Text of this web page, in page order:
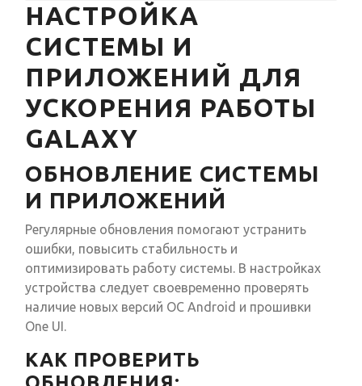
НАСТРОЙКА
СИСТЕМЫ И
ПРИЛОЖЕНИЙ ДЛЯ
УСКОРЕНИЯ РАБОТЫ
GALAXY
ОБНОВЛЕНИЕ СИСТЕМЫ
И ПРИЛОЖЕНИЙ
Регулярные обновления помогают устранить
ошибки, повысить стабильность и
оптимизировать работу системы. В настройках
устройства следует своевременно проверять
наличие новых версий ОС Android и прошивки
One UI.
КАК ПРОВЕРИТЬ